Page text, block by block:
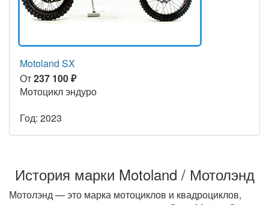
Motoland SX
От237 100 ₽
Мотоцикл эндуро
Год: 2023
История марки Motoland / Мотолэнд
Мотолэнд — это марка мотоциклов и квадроциклов,